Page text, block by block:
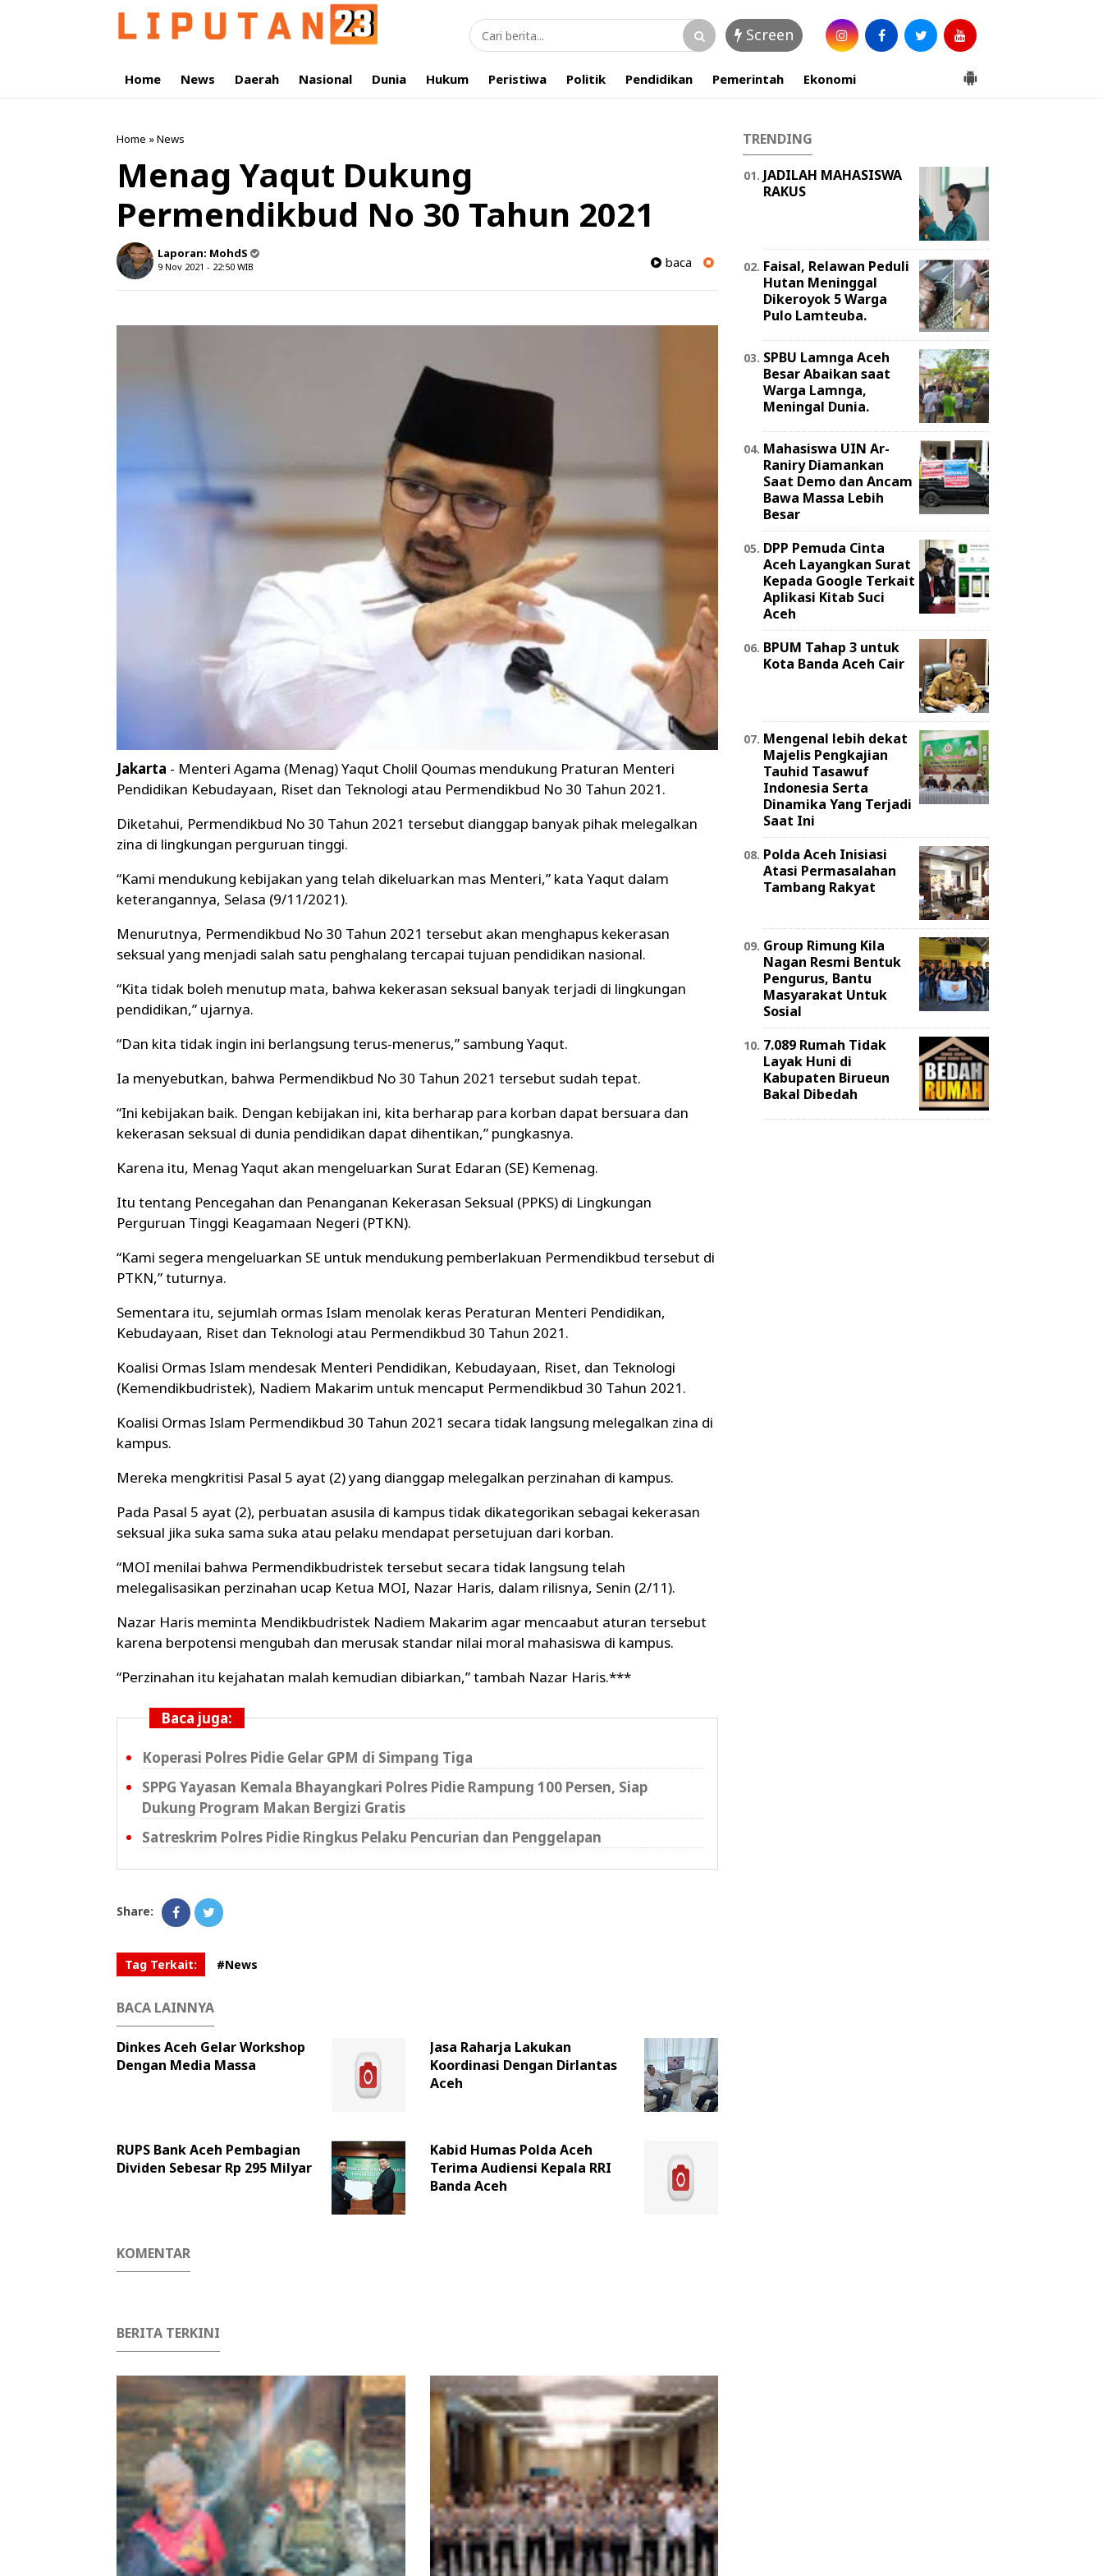
Screen
Home News Daerah Nasional Dunia Hukum Peristiwa Politik Pendidikan Pemerintah Ekonomi
Home »News
Menag Yaqut Dukung
Permendikbud No 30 Tahun 2021
Laporan: MohdS
9 Nov 2021 - 22:50 WIB baca
Jakarta - Menteri Agama (Menag) Yaqut Cholil Qoumas mendukung Praturan Menteri
Pendidikan Kebudayaan, Riset dan Teknologi atau Permendikbud No 30 Tahun 2021.
Diketahui, Permendikbud No 30 Tahun 2021 tersebut dianggap banyak pihak melegalkan
zina di lingkungan perguruan tinggi.
“Kami mendukung kebijakan yang telah dikeluarkan mas Menteri,” kata Yaqut dalam
keterangannya, Selasa (9/11/2021).
Menurutnya, Permendikbud No 30 Tahun 2021 tersebut akan menghapus kekerasan
seksual yang menjadi salah satu penghalang tercapai tujuan pendidikan nasional.
“Kita tidak boleh menutup mata, bahwa kekerasan seksual banyak terjadi di lingkungan
pendidikan,” ujarnya.
“Dan kita tidak ingin ini berlangsung terus-menerus,” sambung Yaqut.
Ia menyebutkan, bahwa Permendikbud No 30 Tahun 2021 tersebut sudah tepat.
“Ini kebijakan baik. Dengan kebijakan ini, kita berharap para korban dapat bersuara dan
kekerasan seksual di dunia pendidikan dapat dihentikan,” pungkasnya.
Karena itu, Menag Yaqut akan mengeluarkan Surat Edaran (SE) Kemenag.
Itu tentang Pencegahan dan Penanganan Kekerasan Seksual (PPKS) di Lingkungan
Perguruan Tinggi Keagamaan Negeri (PTKN).
“Kami segera mengeluarkan SE untuk mendukung pemberlakuan Permendikbud tersebut di
PTKN,” tuturnya.
Sementara itu, sejumlah ormas Islam menolak keras Peraturan Menteri Pendidikan,
Kebudayaan, Riset dan Teknologi atau Permendikbud 30 Tahun 2021.
Koalisi Ormas Islam mendesak Menteri Pendidikan, Kebudayaan, Riset, dan Teknologi
(Kemendikbudristek), Nadiem Makarim untuk mencaput Permendikbud 30 Tahun 2021.
Koalisi Ormas Islam Permendikbud 30 Tahun 2021 secara tidak langsung melegalkan zina di
kampus.
Mereka mengkritisi Pasal 5 ayat (2) yang dianggap melegalkan perzinahan di kampus.
Pada Pasal 5 ayat (2), perbuatan asusila di kampus tidak dikategorikan sebagai kekerasan
seksual jika suka sama suka atau pelaku mendapat persetujuan dari korban.
“MOI menilai bahwa Permendikbudristek tersebut secara tidak langsung telah
melegalisasikan perzinahan ucap Ketua MOI, Nazar Haris, dalam rilisnya, Senin (2/11).
Nazar Haris meminta Mendikbudristek Nadiem Makarim agar mencaabut aturan tersebut
karena berpotensi mengubah dan merusak standar nilai moral mahasiswa di kampus.
“Perzinahan itu kejahatan malah kemudian dibiarkan,” tambah Nazar Haris.***
Baca juga:
Koperasi Polres Pidie Gelar GPM di Simpang Tiga
SPPG Yayasan Kemala Bhayangkari Polres Pidie Rampung 100 Persen, Siap
Dukung Program Makan Bergizi Gratis
Satreskrim Polres Pidie Ringkus Pelaku Pencurian dan Penggelapan
Share:
Tag Terkait: #News
BACA LAINNYA
Dinkes Aceh Gelar Workshop
Dengan Media Massa
Jasa Raharja Lakukan
Koordinasi Dengan Dirlantas
Aceh
RUPS Bank Aceh Pembagian
Dividen Sebesar Rp 295 Milyar
Kabid Humas Polda Aceh
Terima Audiensi Kepala RRI
Banda Aceh
KOMENTAR
BERITA TERKINI
TRENDING
JADILAH MAHASISWA
RAKUS
Faisal, Relawan Peduli
Hutan Meninggal
Dikeroyok 5 Warga
Pulo Lamteuba.
SPBU Lamnga Aceh
Besar Abaikan saat
Warga Lamnga,
Meningal Dunia.
Mahasiswa UIN Ar-
Raniry Diamankan
Saat Demo dan Ancam
Bawa Massa Lebih
Besar
DPP Pemuda Cinta
Aceh Layangkan Surat
Kepada Google Terkait
Aplikasi Kitab Suci
Aceh
BPUM Tahap 3 untuk
Kota Banda Aceh Cair
Mengenal lebih dekat
Majelis Pengkajian
Tauhid Tasawuf
Indonesia Serta
Dinamika Yang Terjadi
Saat Ini
Polda Aceh Inisiasi
Atasi Permasalahan
Tambang Rakyat
Group Rimung Kila
Nagan Resmi Bentuk
Pengurus, Bantu
Masyarakat Untuk
Sosial
7.089 Rumah Tidak
Layak Huni di
Kabupaten Birueun
Bakal Dibedah